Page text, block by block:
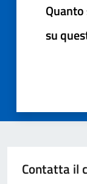
su
Contatta il